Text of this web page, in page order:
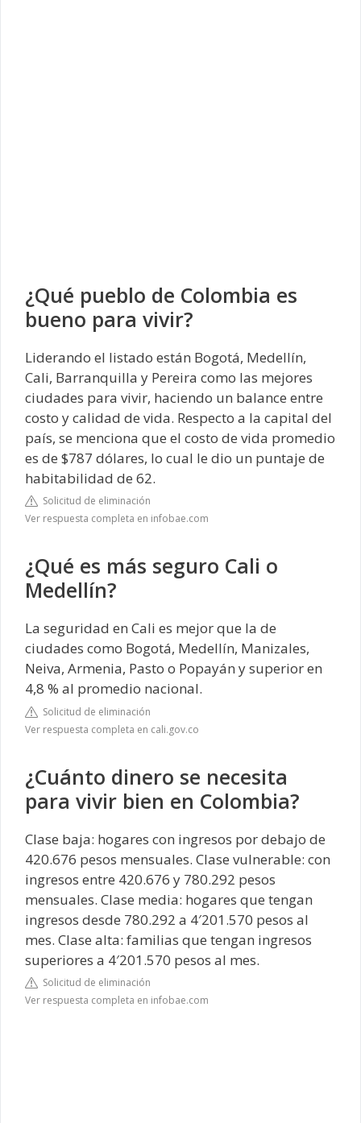
¿Qué pueblo de Colombia es
bueno para vivir?
Liderando el listado están Bogotá, Medellín,
Cali, Barranquilla y Pereira como las mejores
ciudades para vivir, haciendo un balance entre
costo y calidad de vida. Respecto a la capital del
país, se menciona que el costo de vida promedio
es de $787 dólares, lo cual le dio un puntaje de
habitabilidad de 62.
Solicitud de eliminación
Ver respuesta completa en infobae.com
¿Qué es más seguro Cali o
Medellín?
La seguridad en Cali es mejor que la de
ciudades como Bogotá, Medellín, Manizales,
Neiva, Armenia, Pasto o Popayán y superior en
4,8 % al promedio nacional.
Solicitud de eliminación
Ver respuesta completa en cali.gov.co
¿Cuánto dinero se necesita
para vivir bien en Colombia?
Clase baja: hogares con ingresos por debajo de
420.676 pesos mensuales. Clase vulnerable: con
ingresos entre 420.676 y 780.292 pesos
mensuales. Clase media: hogares que tengan
ingresos desde 780.292 a 4′201.570 pesos al
mes. Clase alta: familias que tengan ingresos
superiores a 4′201.570 pesos al mes.
Solicitud de eliminación
Ver respuesta completa en infobae.com